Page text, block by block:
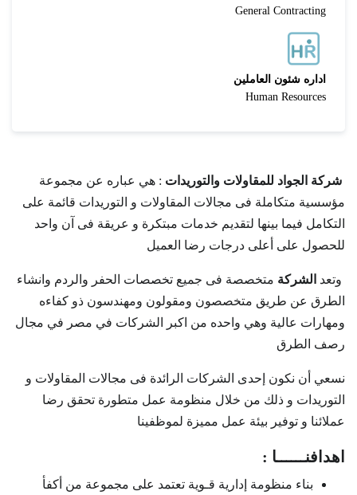
General Contracting
اداره شئون العاملين
Human Resources
شركة الجواد للمقاولات والتوريدات : هي عباره عن مجموعة
مؤسسية متكاملة فى مجالات المقاولات و التوريدات قائمة على
التكامل فيما بينها لتقديم خدمات مبتكرة و عريقة فى آن واحد
للحصول على أعلى درجات رضا العميل
وتعد الشركة متخصصة فى جميع تخصصات الحفر والردم وانشاء
الطرق عن طريق متخصصون ومقولون ومهندسون ذو كفاءه
ومهارات عالية وهي واحده من اكبر الشركات في مصر في مجال
رصف الطرق
نسعي أن نكون إحدى الشركات الرائدة فى مجالات المقاولات و
التوريدات و ذلك من خلال منظومة عمل متطورة تحقق رضا
عملائنا و توفير بيئة عمل مميزة لموظفينا
اهدافنــــــا :
بناء منظومة إدارية قـوية تعتمد على مجموعة من أكفأ